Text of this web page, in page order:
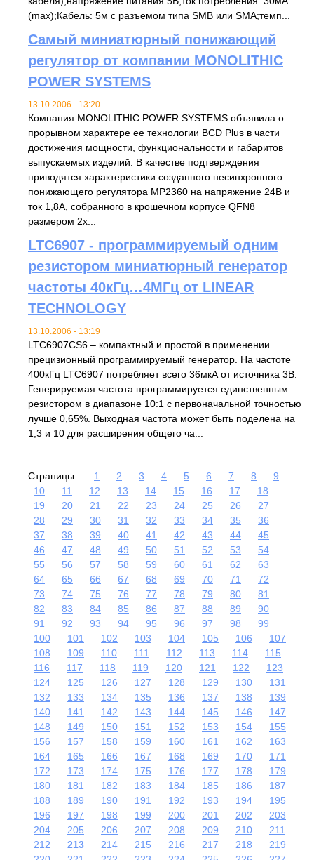
(max);Кабель: 5м с разъемом типа SMB или SMA;темп...
Самый миниатюрный понижающий
регулятор от компании MONOLITHIC
POWER SYSTEMS
13.10.2006 - 13:20
Компания MONOLITHIC POWER SYSTEMS объявила о
прорывном характере ее технологии BCD Plus в части
достижения мощности, функциональности и габаритов
выпускаемых изделий. В качестве подтверждения
приводятся характеристики созданного несинхронного
понижающего регулятора MP2360 на напряжение 24В и
ток 1,8A, собранного в крошечном корпусе QFN8
размером 2x...
LTC6907 - программируемый одним
резистором миниатюрный генератор
частоты 40кГц…4МГц от LINEAR
TECHNOLOGY
13.10.2006 - 13:19
LTC6907CS6 – компактный и простой в применении
прецизионный программируемый генератор. На частоте
400кГц LTC6907 потребляет всего 36мкА от источника 3В.
Генерируемая частота программируется единственным
резистором в диапазоне 10:1 с первоначальной точностью
лучше 0,65%. Выходная частота может быть поделена на
1,3 и 10 для расширения общего ча...
Страницы: 1 2 3 4 5 6 7 8
9
10
11 12 13 14 15 16 17
18
19
20 21 22 23 24 25 26
27
28
29 30 31 32 33 34 35
36
37
38 39 40 41 42 43 44
45
46
47 48 49 50 51 52 53
54
55
56 57 58 59 60 61 62
63
64
65 66 67 68 69 70 71
72
73
74 75 76 77 78 79 80
81
82
83 84 85 86 87 88 89
90
91
92 93 94 95 96 97 98
99
100
101 102 103 104 105 106
107
108
109 110 111 112 113 114
115
116
117 118 119 120 121 122
123
124
125 126 127 128 129 130
131
132
133 134 135 136 137 138
139
140
141 142 143 144 145 146
147
148
149 150 151 152 153 154
155
156
157 158 159 160 161 162
163
164
165 166 167 168 169 170
171
172
173 174 175 176 177 178
179
180
181 182 183 184 185 186
187
188
189 190 191 192 193 194
195
196
197 198 199 200 201 202
203
204
205 206 207 208 209 210
211
212
213 214 215 216 217 218
219